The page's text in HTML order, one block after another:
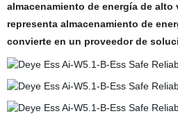
almacenamiento de energía de
representa almacenamiento de
convierte en un proveedor de